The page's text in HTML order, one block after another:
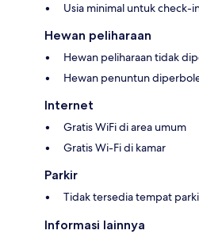
Usia minimal untuk check-
Hewan peliharaan
Hewan peliharaan tidak
Hewan penuntun
Internet
Gratis WiFi di area umum
Gratis Wi-Fi di kamar
Parkir
Tidak tersedia tempat
Informasi lainnya